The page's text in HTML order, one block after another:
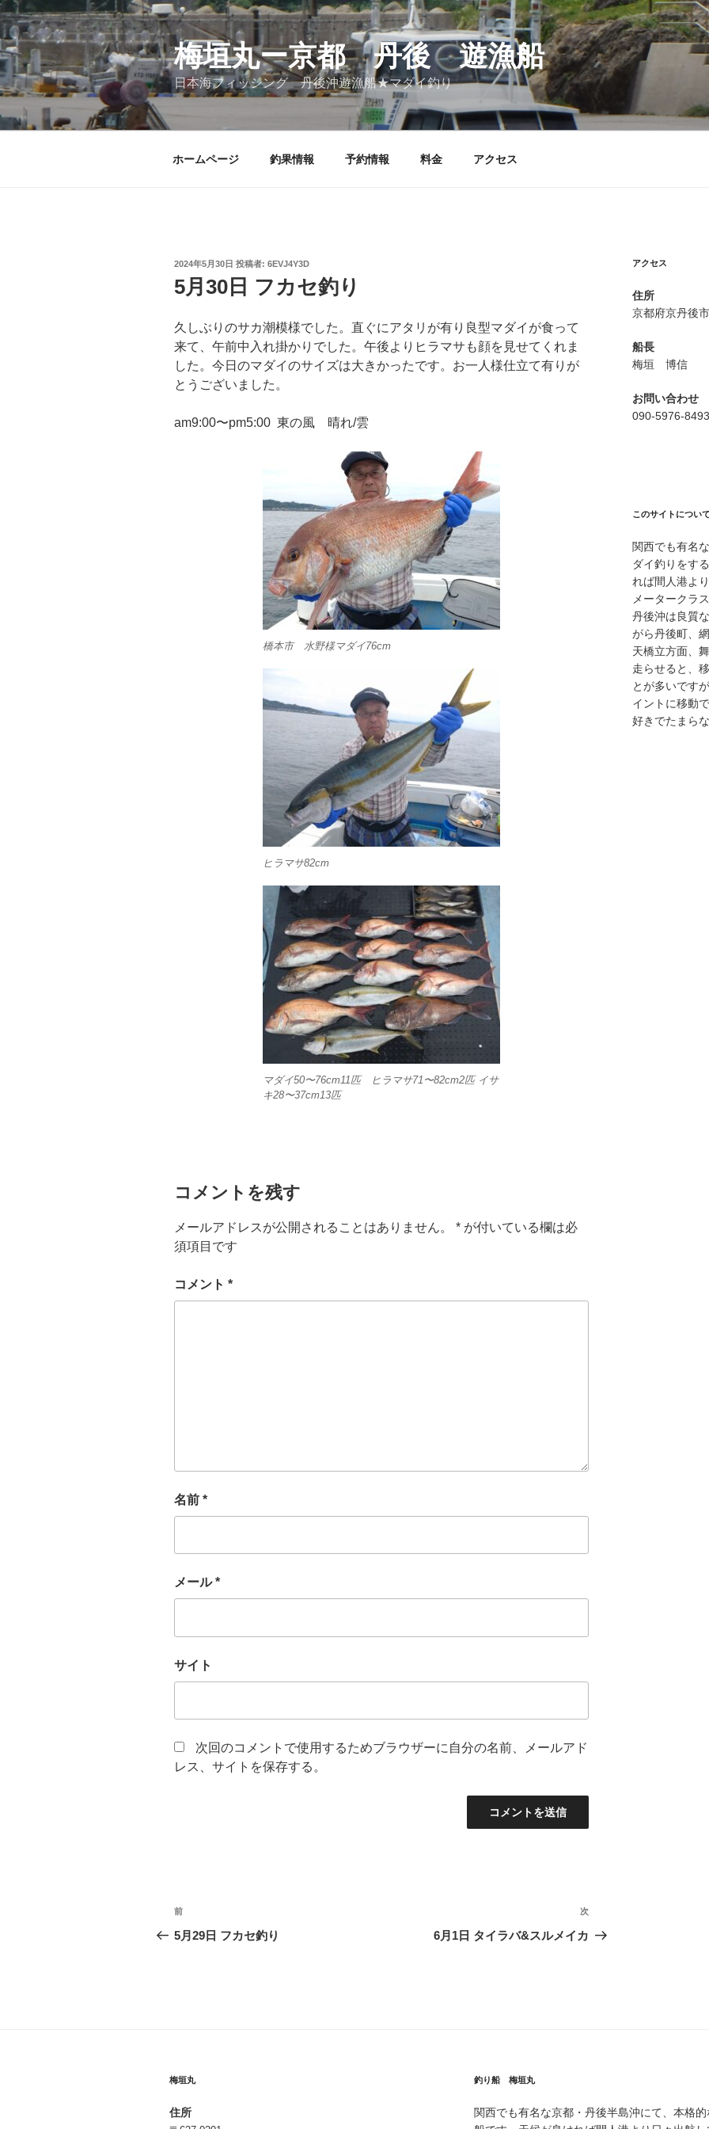
コ
ン
テ
ン
ツ
ス
梅垣丸ー京都 丹後 遊漁船
日本海フィッシング 丹後沖遊漁船★マダイ釣り
ホームページ 釣果情報 予約情報 料金 アクセス
投
日:
2024年5月30日 投稿者: 6EVJ4Y3D
5月30日 フカセ釣り
久しぶりのサカ潮模様でした。直ぐにアタリが有り良型マダイが食って
来て、午前中入れ掛かりでした。午後よりヒラマサも顔を見せてくれま
した。今日のマダイのサイズは大きかったです。お一人様仕立て有りが
とうございました。
am9:00〜pm5:00 東の風 晴れ/雲
橋本市 水野様マダイ76cm
ヒラマサ82cm
マダイ50〜76cm11匹 ヒラマサ71〜82cm2匹 イサ
キ28〜37cm13匹
コメントを残す
メールアドレスが公開されることはありません。 * が付いている欄は必
須項目です
コメント *
名前 *
メール*
サイト
次回のコメントで使用するためブラウザーに自分の名前、メールアド
レス、サイトを保存する。
投
稿
シ
ョ
前
の
前
5月29日 フカセ釣り
次
の
次
6月1日 タイラバ&スルメイカ
アクセス
住所
京都府京丹後
船長
梅垣 博信
お問い合わせ
090-5976-8493
このサイトについて
関西でも有名
ダイ釣りをす
れば間人港よ
メータークラ
丹後沖は良質
がら丹後町、
天橋立方面、
走らせると、
とが多いです
イントに移動
好きでたまら
梅垣丸
住所
釣り船 梅垣丸
関西でも有名な京都・丹後半島沖にて、本格